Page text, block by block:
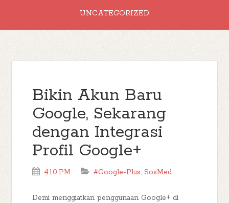
UNCATEGORIZED
Bikin Akun Baru
Google, Sekarang
dengan Integrasi
Profil Google+
4:10 PM #Google-Plus,SosMed
Demi menggiatkan penggunaan Google+ di